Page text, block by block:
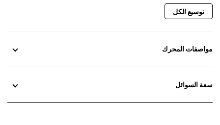
توسيع الكل
مواصفات المحرك
سعة السوائل